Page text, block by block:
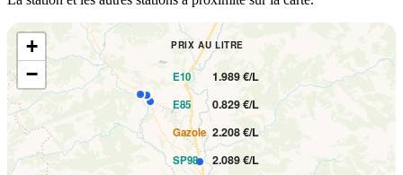
PRIX AU LITRE
E10 1.989 €/L
E85 0.829 €/L
Gazole 2.208 €/L
SP98 2.089 €/L
+
−